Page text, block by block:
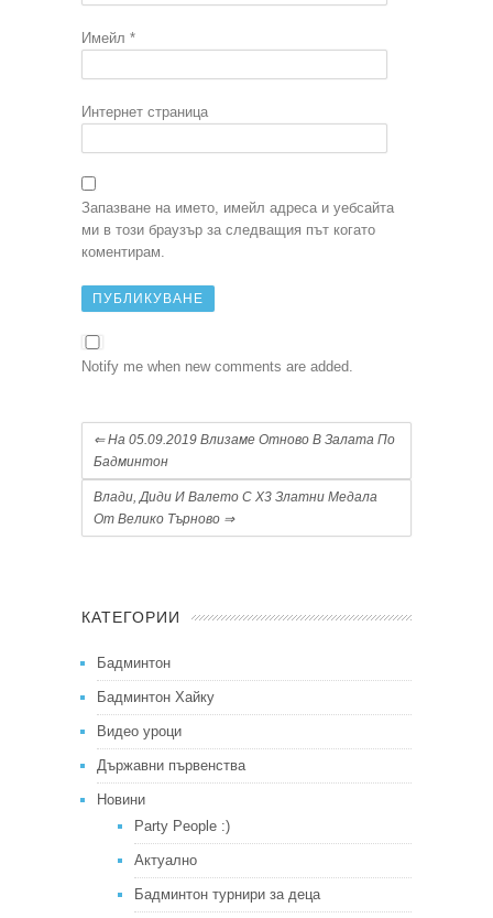
Имейл *
Интернет страница
Запазване на името, имейл адреса и уебсайта
ми в този браузър за следващия път когато
коментирам.
Notify me when new comments are added.
⇐На 05.09.2019 Влизаме Отново В Залата По
Бадминтон
Влади, Диди И Валето С Х3 Златни Медала
От Велико Търново ⇒
КАТЕГОРИИ
Бадминтон
Бадминтон Хайку
Видео уроци
Държавни първенства
Новини
Party People :)
Актуално
Бадминтон турнири за деца